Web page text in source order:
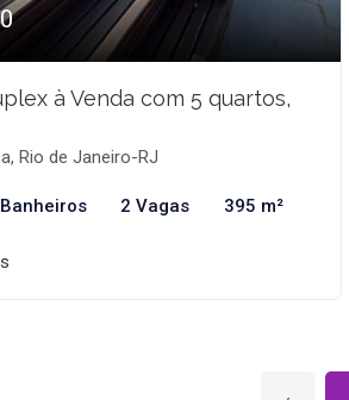
à Venda com 5 quartos,
Rio de Janeiro-RJ
2 Vagas 395 m²